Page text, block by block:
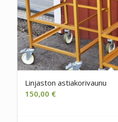
Linjaston astiakorivaunu
150,00 €